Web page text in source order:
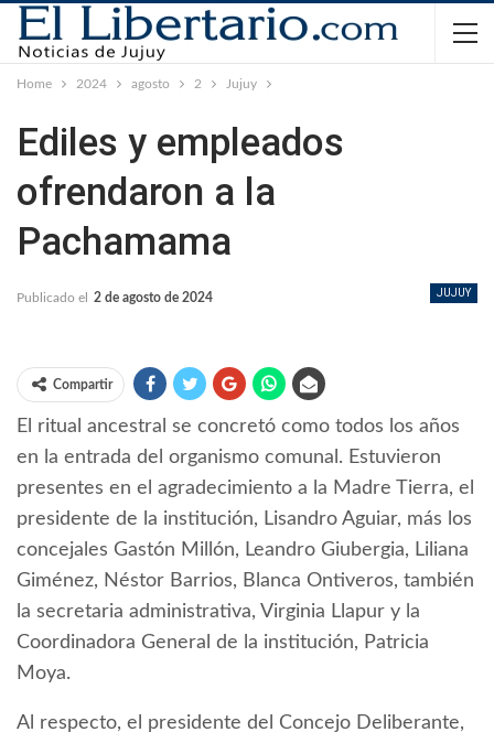
Home 2024 agosto 2 Jujuy
Ediles y empleados
ofrendaron a la
Pachamama
JUJUY
Publicado el 2 de agosto de 2024
Compartir
El ritual ancestral se concretó como todos los años
en la entrada del organismo comunal. Estuvieron
presentes en el agradecimiento a la Madre Tierra, el
presidente de la institución, Lisandro Aguiar, más los
concejales Gastón Millón, Leandro Giubergia, Liliana
Giménez, Néstor Barrios, Blanca Ontiveros, también
la secretaria administrativa, Virginia Llapur y la
Coordinadora General de la institución, Patricia
Moya.
Al respecto, el presidente del Concejo Deliberante,